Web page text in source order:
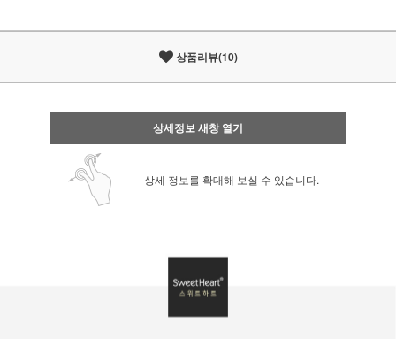
상품리뷰(10)
상세정보 새창 열기
상세 정보를 확대해 보실 수 있습니다.